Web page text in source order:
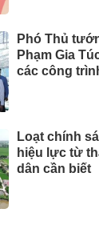
Phó Thủ
Phạm Gia
các công
Loạt chính
hiệu lực từ
dân cần biết